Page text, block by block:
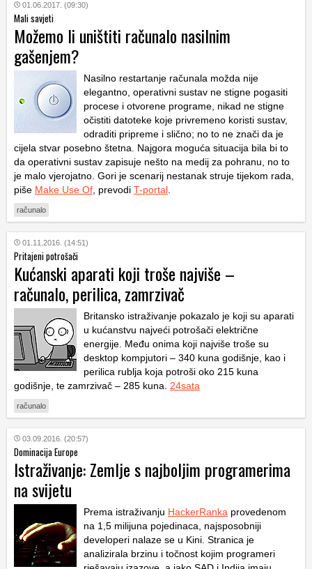
01.06.2017. (09:30)
Mali savjeti
Možemo li uništiti računalo nasilnim
gašenjem?
Nasilno restartanje računala možda nije
elegantno, operativni sustav ne stigne pogasiti
procese i otvorene programe, nikad ne stigne
očistiti datoteke koje privremeno koristi sustav,
odraditi pripreme i slično; no to ne znači da je
cijela stvar posebno štetna. Najgora moguća situacija bila bi to
da operativni sustav zapisuje nešto na medij za pohranu, no to
je malo vjerojatno. Gori je scenarij nestanak struje tijekom rada,
piše Make Use Of , prevodi T-portal
računalo
01.11.2016. (14:51)
Pritajeni potrošači
Kućanski aparati koji troše najviše –
računalo, perilica, zamrzivač
Britansko istraživanje pokazalo je koji su aparati
u kućanstvu najveći potrošači električne
energije. Među onima koji najviše troše su
desktop kompjutori – 340 kuna godišnje, kao i
perilica rublja koja potroši oko 215 kuna
godišnje, te zamrzivač – 285 kuna. 24sata
računalo
03.09.2016. (20:57)
Dominacija Europe
Istraživanje: Zemlje s najboljim programerima
na svijetu
Prema istraživanju HackerRanka provedenom
na 1,5 milijuna pojedinaca, najsposobniji
developeri nalaze se u Kini. Stranica je
analizirala brzinu i točnost kojim programeri